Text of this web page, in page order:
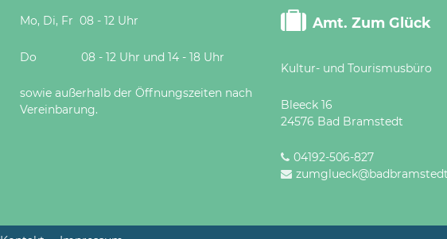
Mo, Di, Fr 08 - 12 Uhr
Do 08 - 12 Uhr und 14 - 18 Uhr
sowie außerhalb der Öffnungszeiten nach
Vereinbarung.
Amt. Zum Glück
Kultur- und Tourismusbüro
Bleeck 16
24576 Bad Bramstedt
04192-506-827